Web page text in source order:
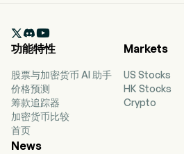

功能特性
股票与加密货币 AI 助手
价格预测
筹款追踪器
加密货币比较
首页
Markets
US Stocks
HK Stocks
Crypto
News